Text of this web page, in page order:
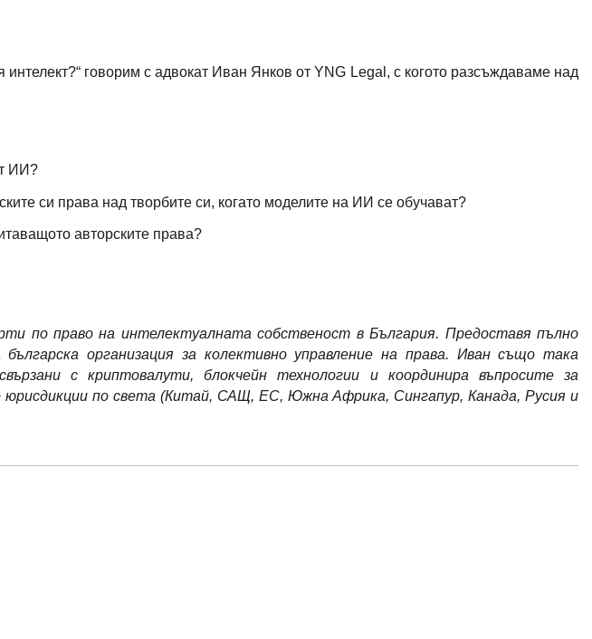
интелект?“ говорим с адвокат Иван Янков от YNG Legal, с когото разсъждаваме над
ИИ?
си права над творбите си, когато моделите на ИИ се обучават?
авторските права?
по право на интелектуалната собственост в България. Предоставя пълно
организация за колективно управление на права. Иван също така
с криптовалути, блокчейн технологии и координира въпросите за
юрисдикции по света (Китай, САЩ, ЕС, Южна Африка, Сингапур, Канада, Русия и